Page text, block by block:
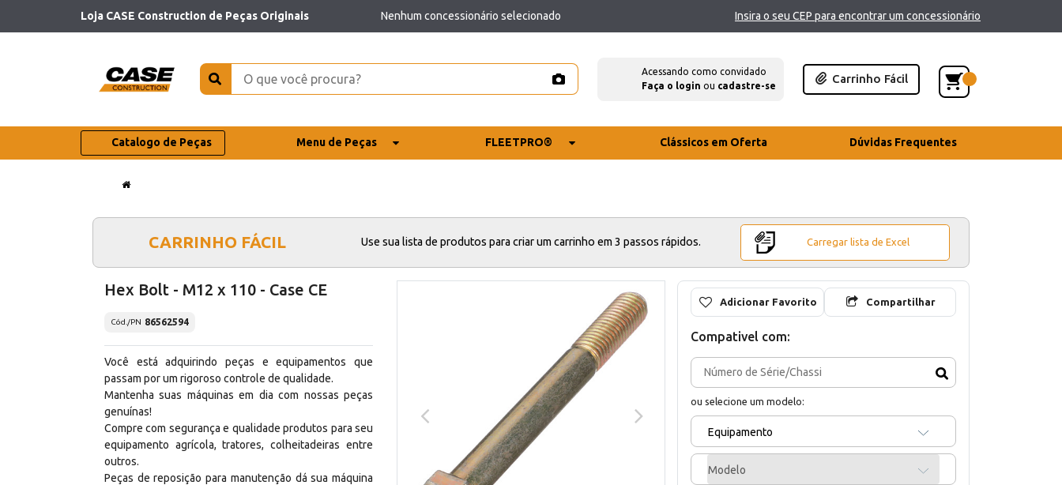
Loja CASE Construction de Peças Originais Nenhum concessionário selecionado Insira o seu CEP para encontrar um concessionário
Acessando como convidado
Faça o login ou cadastre-se
Carrinho Fácil
Catalogo de Peças Menu de Peças FLEETPRO® Clássicos em Oferta Dúvidas Frequentes
CARRINHO FÁCIL Use sua lista de produtos para criar um carrinho em 3 passos rápidos. Carregar lista de Excel
Hex Bolt - M12 x 110 - Case CE
Cód./PN 86562594
Você está adquirindo peças e equipamentos que
passam por um rigoroso controle de qualidade.
Mantenha suas máquinas em dia com nossas peças
genuínas!
Compre com segurança e qualidade produtos para seu
equipamento agrícola, tratores, colheitadeiras entre
outros.
Peças de reposição para manutenção dá sua máquina
Adicionar Favorito Compartilhar
Compativel com:
ou selecione um modelo:
Equipamento
Modelo